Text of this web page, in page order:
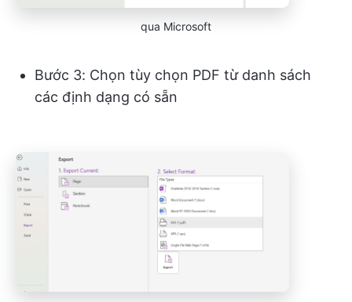
qua Microsoft
Bước 3: Chọn tùy chọn PDF từ danh sách
các định dạng có sẵn